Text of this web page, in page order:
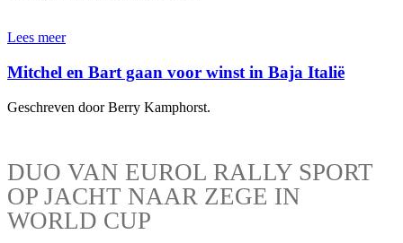
Lees meer
Mitchel en Bart gaan voor winst in Baja Italië
Geschreven door Berry Kamphorst.
DUO VAN EUROL RALLY SPORT
OP JACHT NAAR ZEGE IN
WORLD CUP